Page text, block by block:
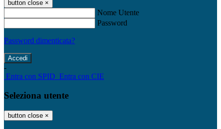
button close ×
Nome Utente
Password
Password dimenticata?
-
Entra con SPID Entra con CIE
Seleziona utente
button close ×